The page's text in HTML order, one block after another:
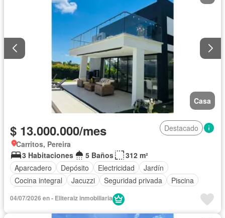
Casa
$ 13.000.000/mes
Destacado
Carritos, Pereira
3 Habitaciones
5 Baños
312 m²
Aparcadero
Depósito Electricidad
Jardín
Cocina integral
Jacuzzi Seguridad privada
Piscina
04/07/2026 en - Eliteraiz inmobiliaria